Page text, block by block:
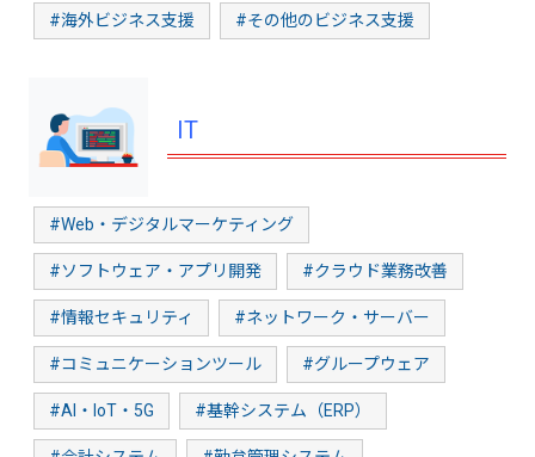
#海外ビジネス支援 #その他のビジネス支援
IT
#Web・デジタルマーケティング
#ソフトウェア・アプリ開発 #クラウド業務改善
#情報セキュリティ #ネットワーク・サーバー
#コミュニケーションツール #グループウェア
#AI・IoT・5G #基幹システム（ERP）